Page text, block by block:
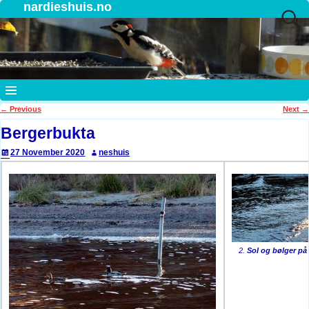
nardieshuis.no
Post navigation
← Previous Next →
Bergerbukta
27 November 2020 neshuis
2.Sol og bølger